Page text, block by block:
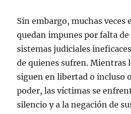
Sin embargo, muchas veces
quedan impunes por falta
sistemas judiciales
de quienes sufren. Mientras
siguen en libertad o incluso
poder, las víctimas se
silencio y a la negación de